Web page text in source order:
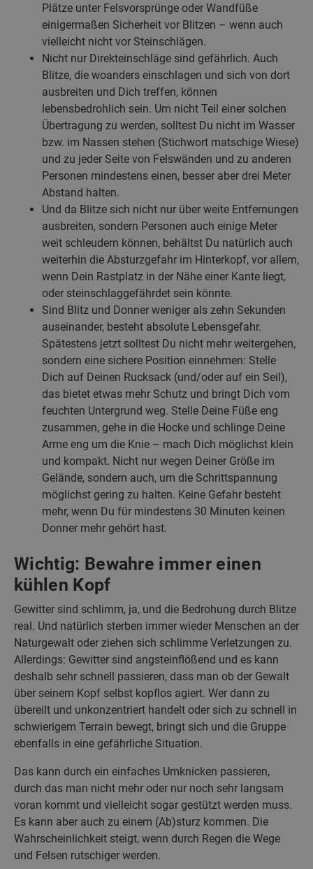
Plätze unter Felsvorsprünge oder Wandfüße
einigermaßen Sicherheit vor Blitzen – wenn auch
vielleicht nicht vor Steinschlägen.
Nicht nur Direkteinschläge sind gefährlich. Auch
Blitze, die woanders einschlagen und sich von dort
ausbreiten und Dich treffen, können
lebensbedrohlich sein. Um nicht Teil einer solchen
Übertragung zu werden, solltest Du nicht im Wasser
bzw. im Nassen stehen (Stichwort matschige Wiese)
und zu jeder Seite von Felswänden und zu anderen
Personen mindestens einen, besser aber drei Meter
Abstand halten.
Und da Blitze sich nicht nur über weite Entfernungen
ausbreiten, sondern Personen auch einige Meter
weit schleudern können, behältst Du natürlich auch
weiterhin die Absturzgefahr im Hinterkopf, vor allem,
wenn Dein Rastplatz in der Nähe einer Kante liegt,
oder steinschlaggefährdet sein könnte.
Sind Blitz und Donner weniger als zehn Sekunden
auseinander, besteht absolute Lebensgefahr.
Spätestens jetzt solltest Du nicht mehr weitergehen,
sondern eine sichere Position einnehmen: Stelle
Dich auf Deinen Rucksack (und/oder auf ein Seil),
das bietet etwas mehr Schutz und bringt Dich vom
feuchten Untergrund weg. Stelle Deine Füße eng
zusammen, gehe in die Hocke und schlinge Deine
Arme eng um die Knie – mach Dich möglichst klein
und kompakt. Nicht nur wegen Deiner Größe im
Gelände, sondern auch, um die Schrittspannung
möglichst gering zu halten. Keine Gefahr besteht
mehr, wenn Du für mindestens 30 Minuten keinen
Donner mehr gehört hast.
Wichtig: Bewahre immer einen
kühlen Kopf
Gewitter sind schlimm, ja, und die Bedrohung durch Blitze
real. Und natürlich sterben immer wieder Menschen an der
Naturgewalt oder ziehen sich schlimme Verletzungen zu.
Allerdings: Gewitter sind angsteinflößend und es kann
deshalb sehr schnell passieren, dass man ob der Gewalt
über seinem Kopf selbst kopflos agiert. Wer dann zu
übereilt und unkonzentriert handelt oder sich zu schnell in
schwierigem Terrain bewegt, bringt sich und die Gruppe
ebenfalls in eine gefährliche Situation.
Das kann durch ein einfaches Umknicken passieren,
durch das man nicht mehr oder nur noch sehr langsam
voran kommt und vielleicht sogar gestützt werden muss.
Es kann aber auch zu einem (Ab)sturz kommen. Die
Wahrscheinlichkeit steigt, wenn durch Regen die Wege
und Felsen rutschiger werden.